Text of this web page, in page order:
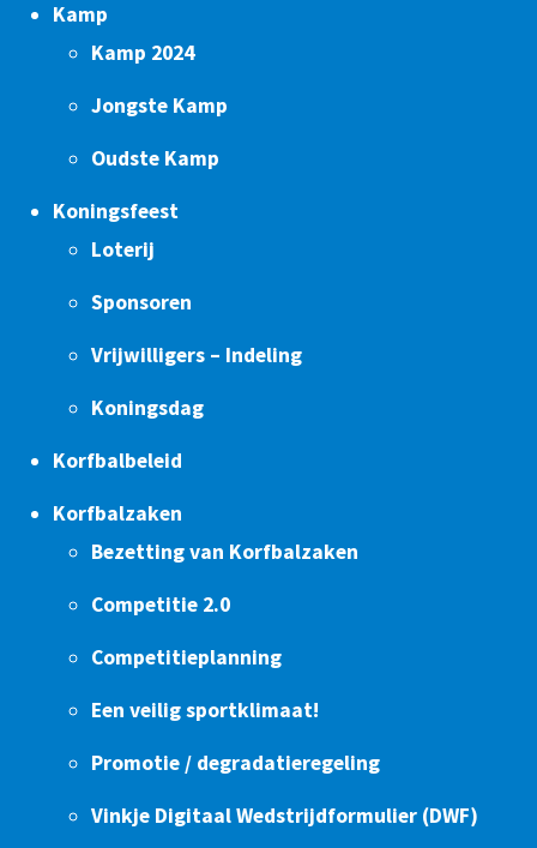
Kamp
Kamp 2024
Jongste Kamp
Oudste Kamp
Koningsfeest
Loterij
Sponsoren
Vrijwilligers – Indeling
Koningsdag
Korfbalbeleid
Korfbalzaken
Bezetting van Korfbalzaken
Competitie 2.0
Competitieplanning
Een veilig sportklimaat!
Promotie / degradatieregeling
Vinkje Digitaal Wedstrijdformulier (DWF)